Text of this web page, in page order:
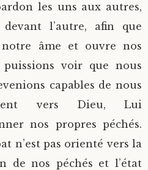
les uns aux autres,
l’autre, afin que
âme et ouvre nos
voir que nous
capables de nous
vers Dieu, Lui
nos propres péchés.
n’est pas orienté vers la
de nos péchés et l’état